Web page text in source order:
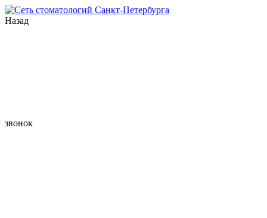
Назад
звонок